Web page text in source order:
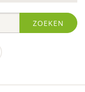
ZOEKEN